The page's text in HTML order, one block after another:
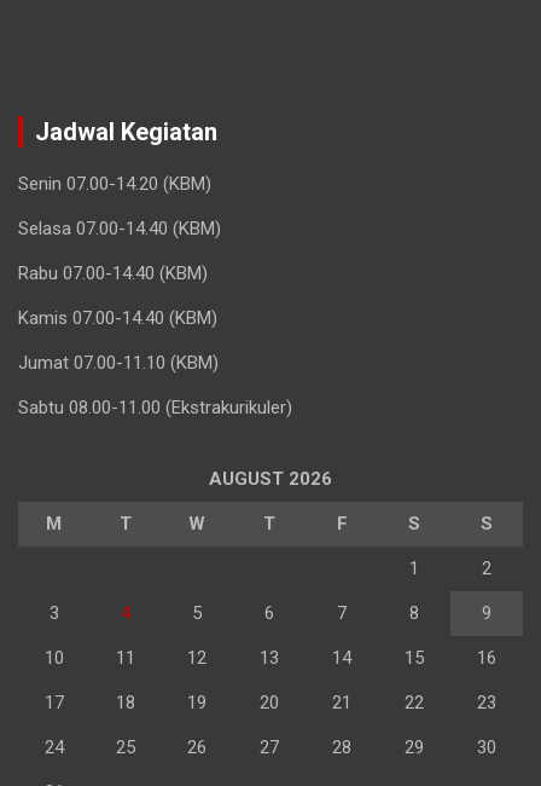
Jadwal Kegiatan
Senin 07.00-14.20 (KBM)
Selasa 07.00-14.40 (KBM)
Rabu 07.00-14.40 (KBM)
Kamis 07.00-14.40 (KBM)
Jumat 07.00-11.10 (KBM)
Sabtu 08.00-11.00 (Ekstrakurikuler)
AUGUST 2026
M T W T F S S
1 2
3 4 5 6 7 8 9
10 11 12 13 14 15 16
17 18 19 20 21 22 23
24 25 26 27 28 29 30